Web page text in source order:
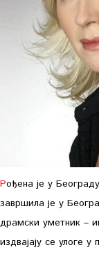
Рођена је у Београду 1972. године. Факултет драмских уметности
завршила је у
драмски уметник –
издвајају се улоге